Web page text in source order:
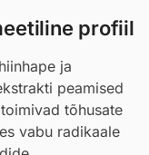
profiil
ja
peamised
tõhusate
vabu radikaale